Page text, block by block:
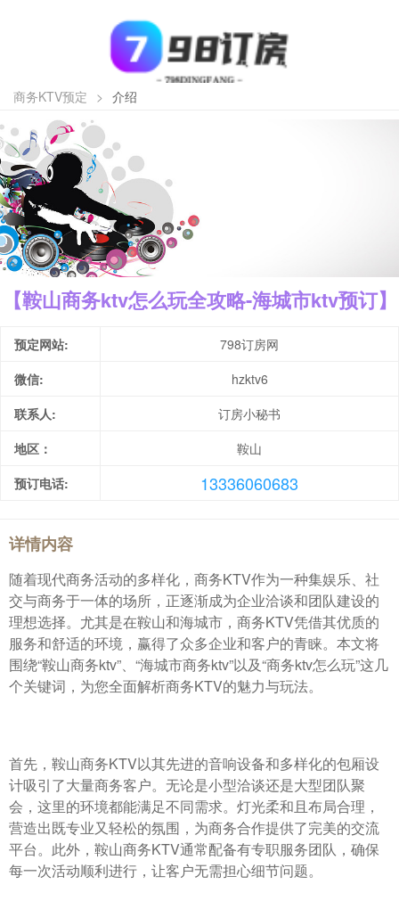
商务KTV预定 > 介绍
【鞍山商务ktv怎么玩全攻略-海城市ktv预订】
预定网站:
798订房网
微信:
hzktv6
联系人:
订房小秘书
地区：
鞍山
预订电话:
13336060683
详情内容
随着现代商务活动的多样化，商务KTV作为一种集娱乐、社
交与商务于一体的场所，正逐渐成为企业洽谈和团队建设的
理想选择。尤其是在鞍山和海城市，商务KTV凭借其优质的
服务和舒适的环境，赢得了众多企业和客户的青睐。本文将
围绕“鞍山商务ktv”、“海城市商务ktv”以及“商务ktv怎么玩”这几
个关键词，为您全面解析商务KTV的魅力与玩法。
首先，鞍山商务KTV以其先进的音响设备和多样化的包厢设
计吸引了大量商务客户。无论是小型洽谈还是大型团队聚
会，这里的环境都能满足不同需求。灯光柔和且布局合理，
营造出既专业又轻松的氛围，为商务合作提供了完美的交流
平台。此外，鞍山商务KTV通常配备有专职服务团队，确保
每一次活动顺利进行，让客户无需担心细节问题。